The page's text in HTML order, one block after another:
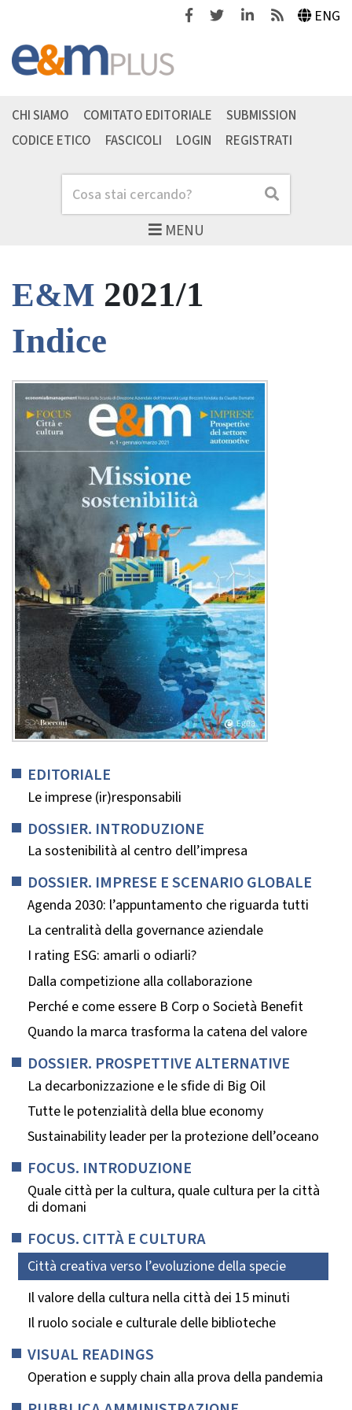
FacebookTwitterLinkedinFeeds ENG
MENU
Cerca Cerca
CHI SIAMO COMITATO EDITORIALE
SUBMISSION
CODICE ETICO
FASCICOLI LOGIN REGISTRATI
E&M 2021/1
Indice
EDITORIALE
Le imprese (ir)responsabili
DOSSIER. INTRODUZIONE
La sostenibilità al centro dell’impresa
DOSSIER. IMPRESE E SCENARIO GLOBALE
Agenda 2030: l’appuntamento che riguarda tutti
La centralità della governance aziendale
I rating ESG: amarli o odiarli?
Dalla competizione alla collaborazione
Perché e come essere B Corp o Società Benefit
Quando la marca trasforma la catena del valore
DOSSIER. PROSPETTIVE ALTERNATIVE
La decarbonizzazione e le sfide di Big Oil
Tutte le potenzialità della blue economy
Sustainability leader per la protezione dell’oceano
FOCUS. INTRODUZIONE
Quale città per la cultura, quale cultura per la città
di domani
FOCUS. CITTÀ E CULTURA
Città creativa verso l’evoluzione della specie
Il valore della cultura nella città dei 15 minuti
Il ruolo sociale e culturale delle biblioteche
VISUAL READINGS
Operation e supply chain alla prova della pandemia